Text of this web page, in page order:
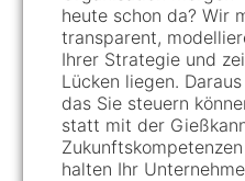
heute schon da? Wir
transparent,
Ihrer Strategie und
Lücken liegen.
das Sie steuern
statt mit der
halten Ihr